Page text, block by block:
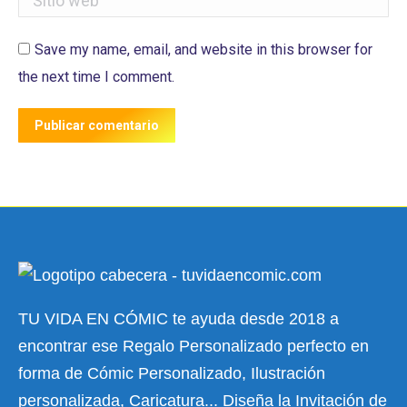
Save my name, email, and website in this browser for
the next time I comment.
Publicar comentario
TU VIDA EN CÓMIC te ayuda desde 2018 a
encontrar ese Regalo Personalizado perfecto en
forma de Cómic Personalizado, Ilustración
personalizada, Caricatura... Diseña la Invitación de